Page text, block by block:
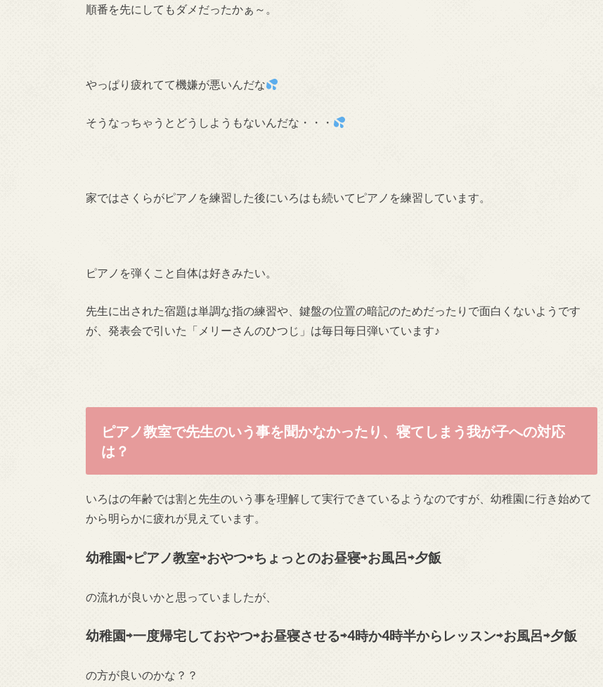
順番を先にしてもダメだったかぁ～。
やっぱり疲れてて機嫌が悪いんだな
そうなっちゃうとどうしようもないんだな・・・
家ではさくらがピアノを練習した後にいろはも続いてピアノを練習しています。
ピアノを弾くこと自体は好きみたい。
先生に出された宿題は単調な指の練習や、鍵盤の位置の暗記のためだったりで面白くないようです
が、発表会で引いた「メリーさんのひつじ」は毎日毎日弾いています♪
ピアノ教室で先生のいう事を聞かなかったり、寝てしまう我が子への対応
は？
いろはの年齢では割と先生のいう事を理解して実行できているようなのですが、幼稚園に行き始めて
から明らかに疲れが見えています。
幼稚園⇨ピアノ教室⇨おやつ⇨ちょっとのお昼寝⇨お風呂⇨夕飯
の流れが良いかと思っていましたが、
幼稚園⇨一度帰宅しておやつ⇨お昼寝させる⇨4時か4時半からレッスン⇨お風呂⇨夕飯
の方が良いのかな？？